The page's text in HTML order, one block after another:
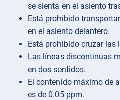
se sienta en el asiento
Está prohibido
en el asiento delantero.
Está prohibido cruzar las
Las líneas discontinuas
en dos sentidos.
El contenido máximo de
es de 0.05 ppm.